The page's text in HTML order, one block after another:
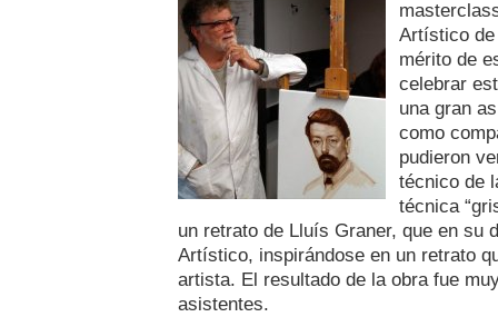
Artístico
mérito de
celebrar
una gran
como
pudieron
técnico de
técnica
un retrato de Lluís Graner, que en su
Artístico, inspirándose en un retrato
artista. El resultado de la obra fue
asistentes.